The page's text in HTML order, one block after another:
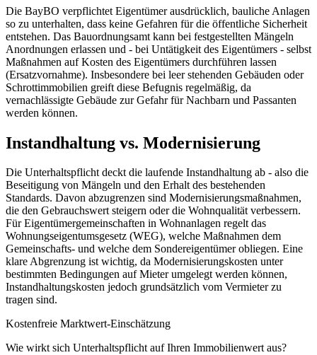
Die BayBO verpflichtet Eigentümer ausdrücklich, bauliche Anlagen
so zu unterhalten, dass keine Gefahren für die öffentliche Sicherheit
entstehen. Das Bauordnungsamt kann bei festgestellten Mängeln
Anordnungen erlassen und - bei Untätigkeit des Eigentümers - selbst
Maßnahmen auf Kosten des Eigentümers durchführen lassen
(Ersatzvornahme). Insbesondere bei leer stehenden Gebäuden oder
Schrottimmobilien greift diese Befugnis regelmäßig, da
vernachlässigte Gebäude zur Gefahr für Nachbarn und Passanten
werden können.
Instandhaltung vs. Modernisierung
Die Unterhaltspflicht deckt die laufende Instandhaltung ab - also die
Beseitigung von Mängeln und den Erhalt des bestehenden
Standards. Davon abzugrenzen sind Modernisierungsmaßnahmen,
die den Gebrauchswert steigern oder die Wohnqualität verbessern.
Für Eigentümergemeinschaften in Wohnanlagen regelt das
Wohnungseigentumsgesetz (WEG), welche Maßnahmen dem
Gemeinschafts- und welche dem Sondereigentümer obliegen. Eine
klare Abgrenzung ist wichtig, da Modernisierungskosten unter
bestimmten Bedingungen auf Mieter umgelegt werden können,
Instandhaltungskosten jedoch grundsätzlich vom Vermieter zu
tragen sind.
Kostenfreie Marktwert-Einschätzung
Wie wirkt sich Unterhaltspflicht auf Ihren Immobilienwert aus?